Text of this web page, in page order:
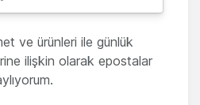
ve ürünleri ile günlük
ilişkin olarak epostalar